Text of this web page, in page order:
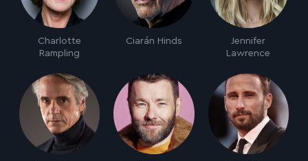
Charlotte
Rampling
Ciarán Hinds
Jennifer
Lawrence